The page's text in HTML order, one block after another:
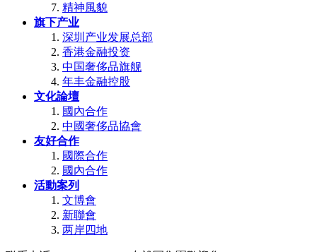
精神風貌
旗下产业
深圳产业发展总部
香港金融投资
中国奢侈品旗舰
年丰金融控股
文化論壇
國內合作
中國奢侈品協會
友好合作
國際合作
國內合作
活動案列
文博會
新聯會
两岸四地